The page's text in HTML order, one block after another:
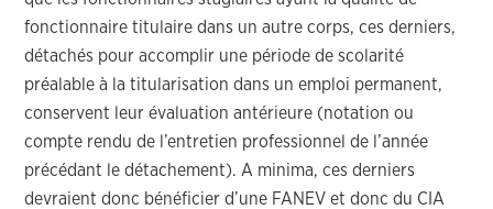
fonctionnaire titulaire dans un autre corps, ces derniers,
détachés pour accomplir une période de scolarité
préalable à la titularisation dans un emploi permanent,
conservent leur évaluation antérieure (notation ou
compte rendu de l’entretien professionnel de l’année
précédant le détachement). A minima, ces derniers
devraient donc bénéficier d’une FANEV et donc du CIA